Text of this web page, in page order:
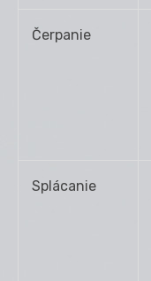
Čerpanie
Splácanie